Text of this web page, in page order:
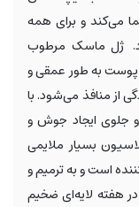
می‌کند و برای همه
ژل ماسک مرطوب
به طور عمقی و
از منافذ می‌شود. با
جلوی ایجاد جوش و
بسیار ملایمی
است و به ترمیم و
کمک می‌کند. کافی است 2 بار در هفته لایه‌ای ضخیم